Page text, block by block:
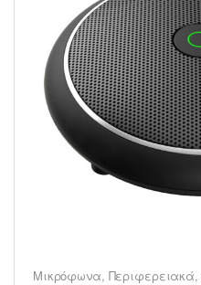
Μικρόφωνα, Περιφερειακά,